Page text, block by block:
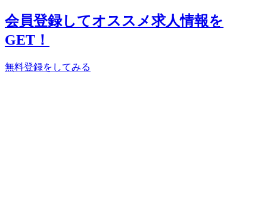
会員登録してオススメ求人情報を
GET！
無料登録をしてみる